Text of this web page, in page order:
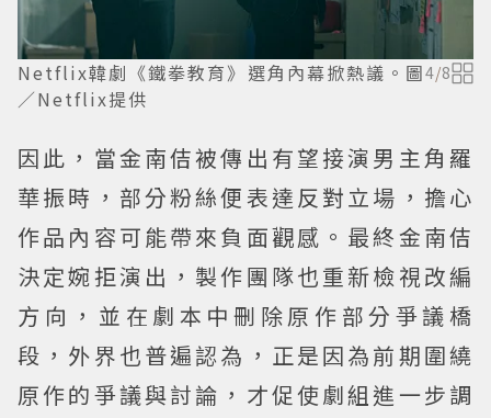
Netflix韓劇《鐵拳教育》選角內幕掀熱議。圖
／Netflix提供
4/8
因此，當金南佶被傳出有望接演男主角羅
華振時，部分粉絲便表達反對立場，擔心
作品內容可能帶來負面觀感。最終金南佶
決定婉拒演出，製作團隊也重新檢視改編
方向，並在劇本中刪除原作部分爭議橋
段，外界也普遍認為，正是因為前期圍繞
原作的爭議與討論，才促使劇組進一步調